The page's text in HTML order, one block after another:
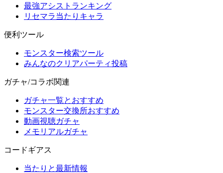
最強アシストランキング
リセマラ当たりキャラ
便利ツール
モンスター検索ツール
みんなのクリアパーティ投稿
ガチャ/コラボ関連
ガチャ一覧とおすすめ
モンスター交換所おすすめ
動画視聴ガチャ
メモリアルガチャ
コードギアス
当たりと最新情報